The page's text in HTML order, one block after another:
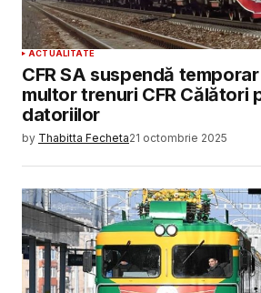
ACTUALITATE
CFR SA suspendă
multor trenuri CFR Călători
datoriilor
by Thabitta Fecheta21 octombrie 2025